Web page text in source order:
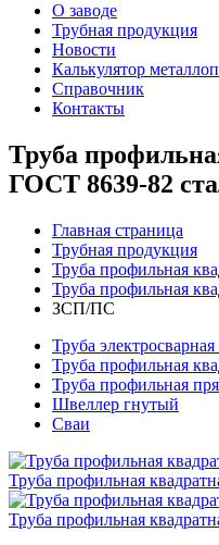
О заводе
Трубная продукция
Новости
Калькулятор
Справочник
Контакты
Труба
ГОСТ 8639-82
Главная страница
Трубная продукция
Труба профильная
Труба профильная
ЗСП/ПС
Труба
Труба профильная
Труба профильная
Швеллер гнутый
Сваи
Труба профильная
Труба профильная